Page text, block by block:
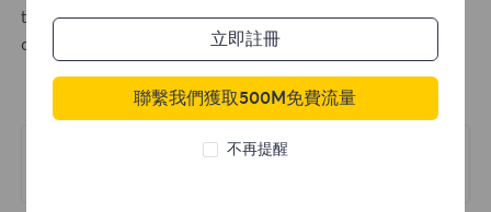
the traffic to 2GB. If exceeded, the account will
automatically stop.
立即註冊
聯繫我們獲取500M免費流量
不再提醒